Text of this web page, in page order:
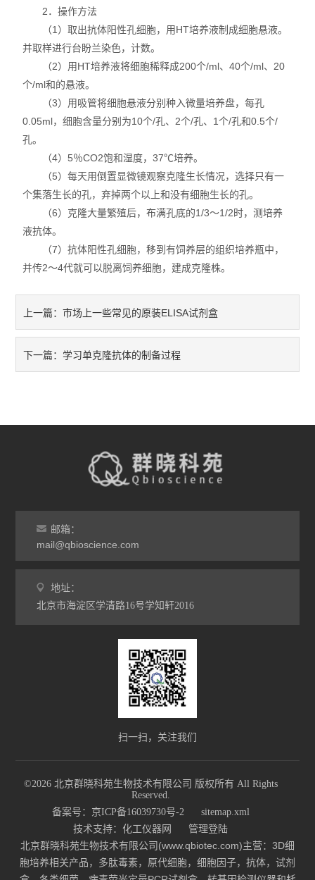
2．操作方法
（1）取出抗体阳性孔细胞，用HT培养液制成细胞悬液。
并取样进行台盼兰染色，计数。
（2）用HT培养液将细胞稀释成200个/ml、40个/ml、20
个/ml和的悬液。
（3）用吸管将细胞悬液分别种入微量培养盘，每孔
0.05ml，细胞含量分别为10个/孔、2个/孔、1个/孔和0.5个/
孔。
（4）5％CO2饱和湿度，37℃培养。
（5）每天用倒置显微镜观察克隆生长情况，选择只有一
个集落生长的孔，弃掉两个以上和没有细胞生长的孔。
（6）克隆大量繁殖后，布满孔底的1/3～1/2时，测培养
液抗体。
（7）抗体阳性孔细胞，移到有饲养层的组织培养瓶中，
并传2～4代就可以脱离饲养细胞，建成克隆株。
上一篇：市场上一些常见的原装ELISA试剂盒
下一篇：学习单克隆抗体的制备过程
邮箱：
mail@qbioscience.com
地址：
北京市海淀区学清路16号学知轩2016
扫一扫，关注我们
©2026 北京群晓科苑生物技术有限公司 版权所有 All Rights
Reserved.
备案号：京ICP备16039730号-2
sitemap.xml
技术支持： 化工仪器网 管理登陆
北京群晓科苑生物技术有限公司(www.qbiotec.com)主营：3D细
胞培养相关产品，多肽毒素，原代细胞，细胞因子，抗体，试剂